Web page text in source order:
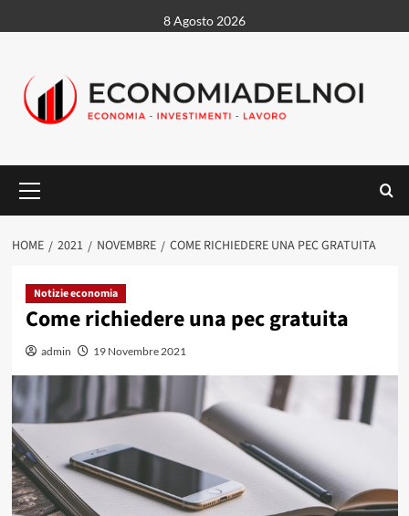
al
8 Agosto 2026
principale
HOME 2021 NOVEMBRE COME RICHIEDERE UNA PEC GRATUITA
Notizie economia
Come richiedere una pec gratuita
admin 19 Novembre 2021